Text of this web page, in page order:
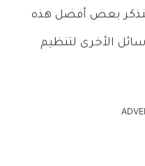
بعض أفضل هذه
الأخرى لتنظيم